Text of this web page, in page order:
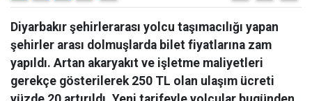
Diyarbakır şehirlerarası yolcu taşımacılığı yapan
şehirler arası dolmuşlarda bilet fiyatlarına zam
yapıldı. Artan akaryakıt ve işletme maliyetleri
gerekçe gösterilerek 250 TL olan ulaşım ücreti